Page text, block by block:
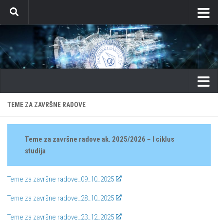
Skip to content
TEME ZA ZAVRŠNE RADOVE
Teme za završne radove ak. 2025/2026 – I ciklus
studija
Teme za završne radove_09_10_2025
Teme za završne radove_28_10_2025
Teme za završne radove_23_12_2025